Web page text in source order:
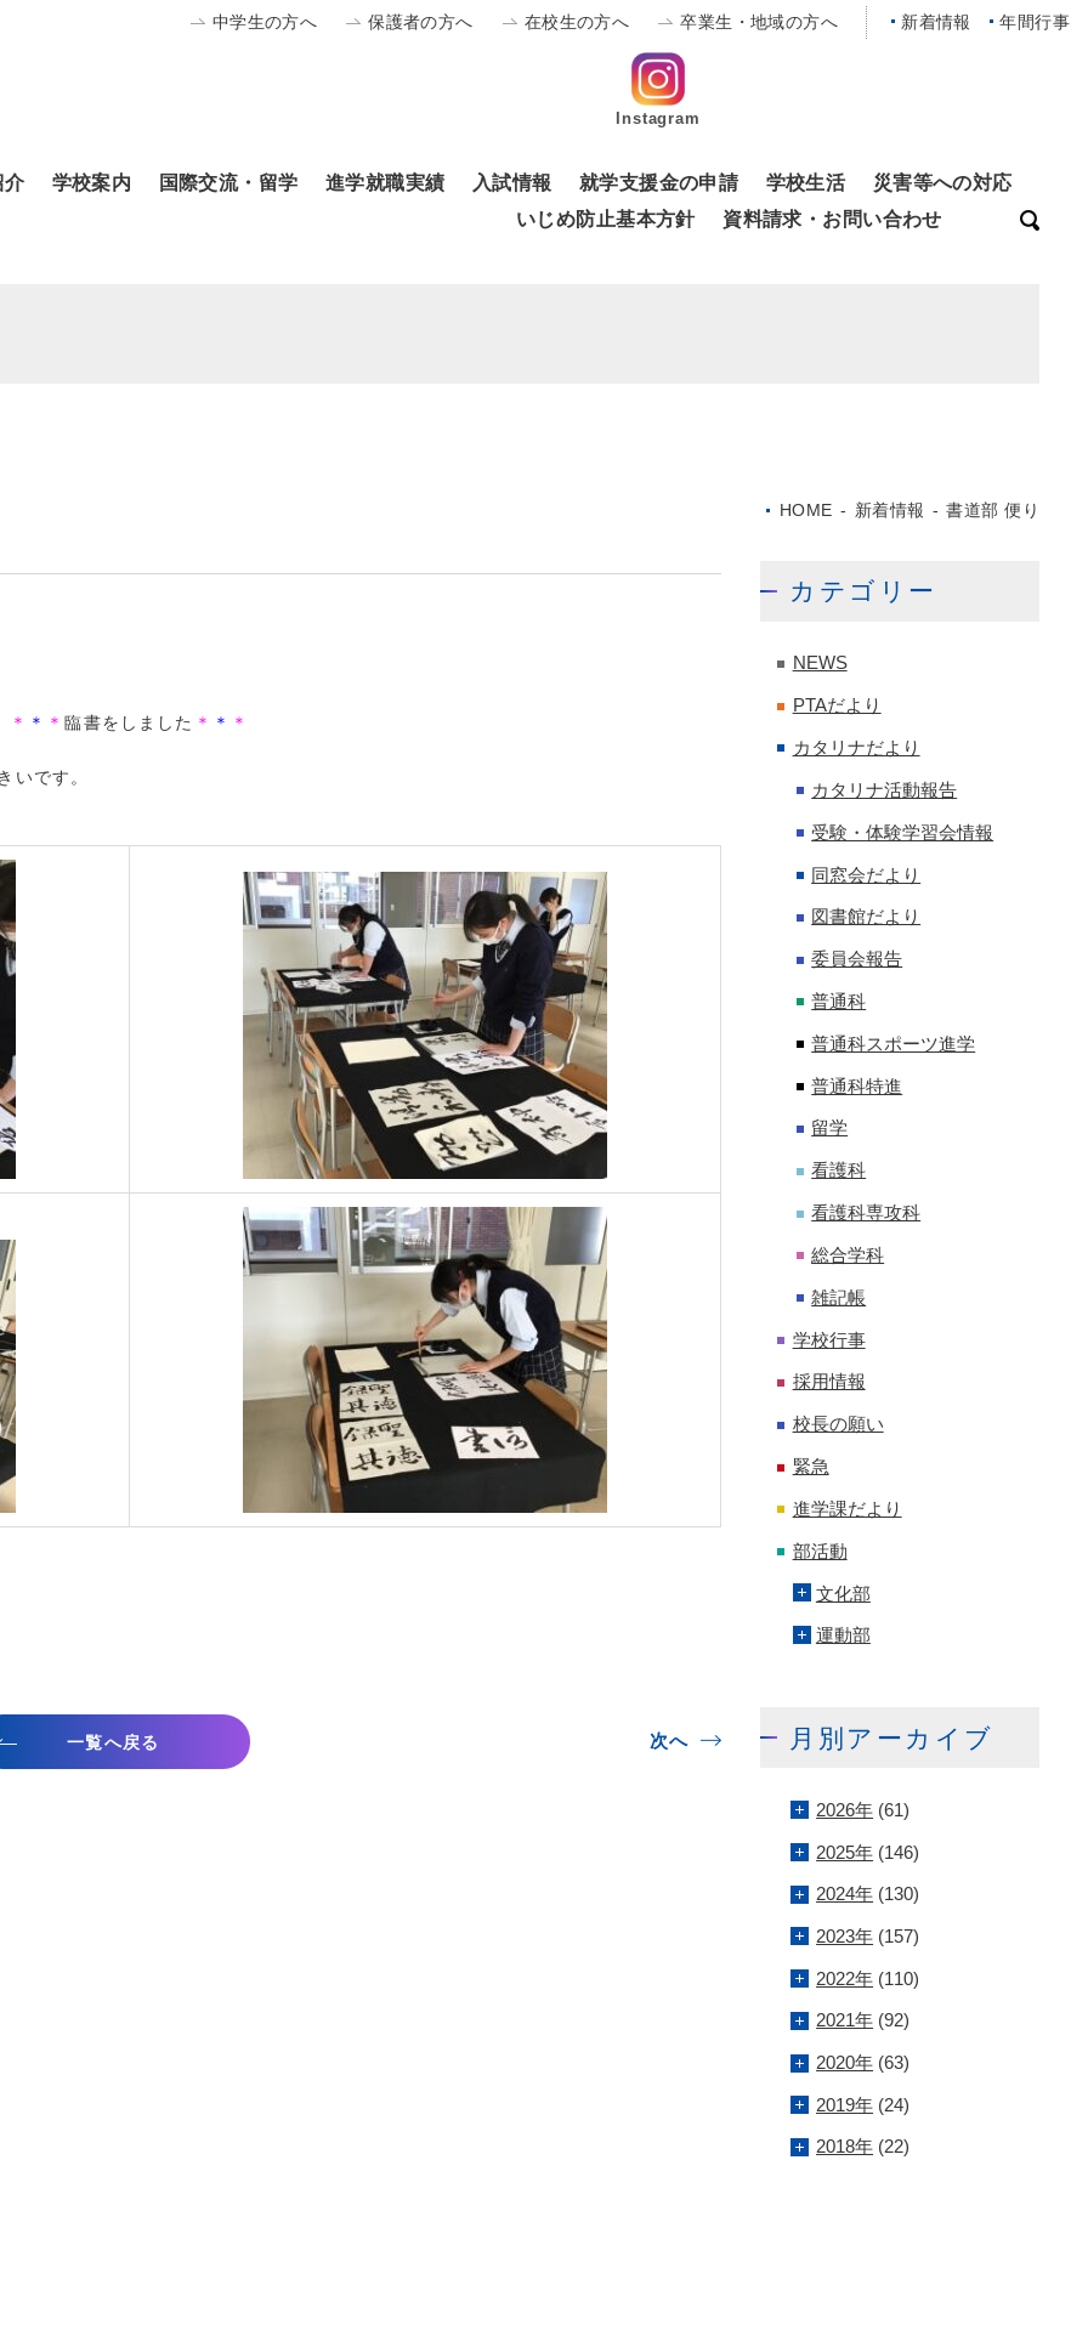
中学生の方へ 保護者の方へ 在校生の方へ 卒業生・地域の方へ 新着情報 年間行事
Instagram
介 学校案内 国際交流・留学 進学就職実績 入試情報 就学支援金の申請 学校生活
災害等への対応
いじめ防止基本方針
資料請求・お問い合わせ
HOME - 新着情報 - 書道部 便り
＊ ＊ ＊臨書をしました ＊ ＊ ＊
いです。
次へ
一覧へ戻る
カテゴリー
NEWS
PTAだより
カタリナだより
カタリナ活動報告
受験・体験学習会情報
同窓会だより
図書館だより
委員会報告
普通科
普通科スポーツ進学
普通科特進
留学
看護科
看護科専攻科
総合学科
雑記帳
学校行事
採用情報
校長の願い
緊急
進学課だより
部活動
文化部
運動部
月別アーカイブ
2026年 (61)
2025年 (146)
2024年 (130)
2023年 (157)
2022年 (110)
2021年 (92)
2020年 (63)
2019年 (24)
2018年 (22)